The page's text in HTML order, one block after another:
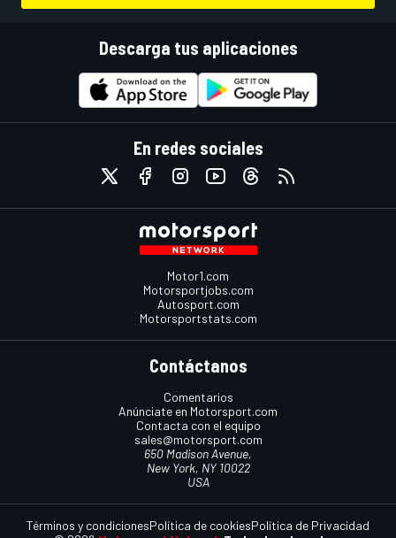
Descarga tus aplicaciones
En redes sociales
Motor1.com
Motorsportjobs.com
Autosport.com
Motorsportstats.com
Contáctanos
Comentarios
Anúnciate en Motorsport.com
Contacta con el equipo
sales@motorsport.com
650 Madison Avenue,
New York, NY 10022
USA
Términos y condicionesPolítica de cookiesPolítica de Privacidad